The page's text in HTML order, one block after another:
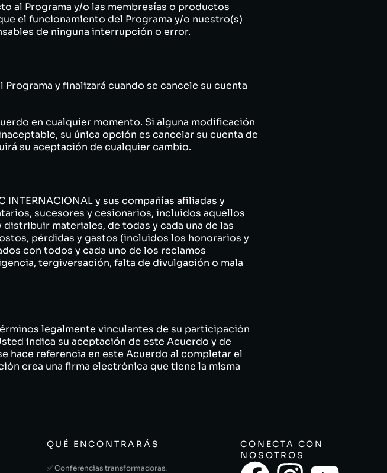
al Programa y/o las membresías o productos
el funcionamiento del Programa y/o nuestro(s)
de ninguna interrupción o error.
y finalizará cuando se cancele su cuenta
en cualquier momento. Si alguna modificación
su única opción es cancelar su cuenta de
su aceptación de cualquier cambio.
y sus compañías afiliadas y
sucesores y cesionarios, incluidos aquellos
materiales, de todas y cada una de las
pérdidas y gastos (incluidos los honorarios y
con todos y cada uno de los reclamos
tergiversación, falta de divulgación o mala
legalmente vinculantes de su participación
indica su aceptación de este Acuerdo y de
hace referencia en este Acuerdo al completar el
crea una firma electrónica que tiene la misma
QUÉ ENCONTRARÁS
✅ Conferencias transformadoras.
CONECTA CON
NOSOTROS